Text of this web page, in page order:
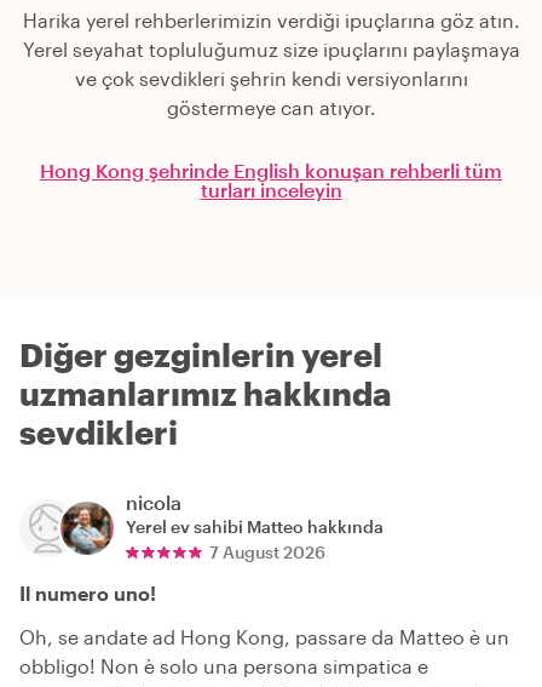
Harika yerel rehberlerimizin verdiği ipuçlarına göz atın.
Yerel seyahat topluluğumuz size ipuçlarını paylaşmaya
ve çok sevdikleri şehrin kendi versiyonlarını
göstermeye can atıyor.
Hong Kong şehrinde English konuşan rehberli tüm
turları inceleyin
Diğer gezginlerin yerel
uzmanlarımız hakkında
sevdikleri
nicola
Yerel ev sahibi Matteo hakkında
7 August 2026
Il numero uno!
Oh, se andate ad Hong Kong, passare da Matteo è un
obbligo! Non è solo una persona simpatica e